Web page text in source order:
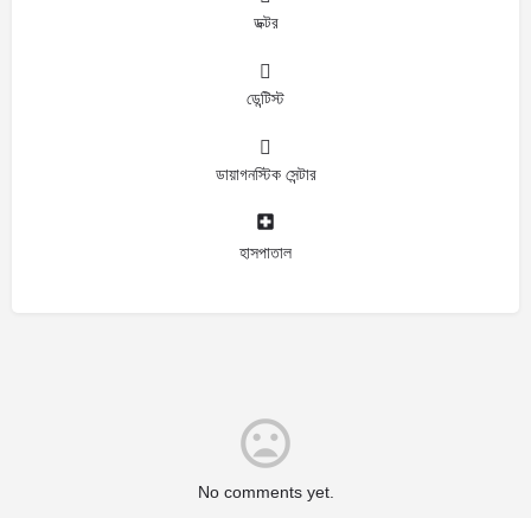
ডক্টর
ডেন্টিস্ট
ডায়াগনস্টিক সেন্টার
হাসপাতাল
No comments yet.